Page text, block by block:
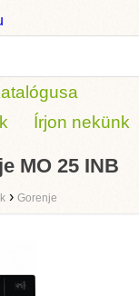
Írjon nekünk
MO 25 INB
› Gorenje